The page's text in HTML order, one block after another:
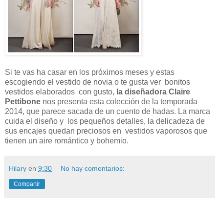
Si te vas ha casar en los próximos meses y estas
escogiendo el vestido de novia o te gusta ver bonitos
vestidos elaborados con gusto, la diseñadora Claire
Pettibone nos presenta esta colección de la temporada
2014, que parece sacada de un cuento de hadas. La marca
cuida el diseño y los pequeños detalles, la delicadeza de
sus encajes quedan preciosos en vestidos vaporosos que
tienen un aire romántico y bohemio.
Hilary en 9:30 No hay comentarios:
Compartir